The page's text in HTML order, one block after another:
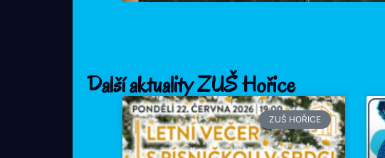
Další aktuality ZUŠ Hořice
ZUŠ HOŘICE